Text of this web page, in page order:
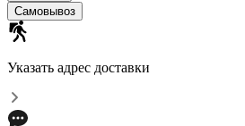
Самовывоз
Указать адрес доставки